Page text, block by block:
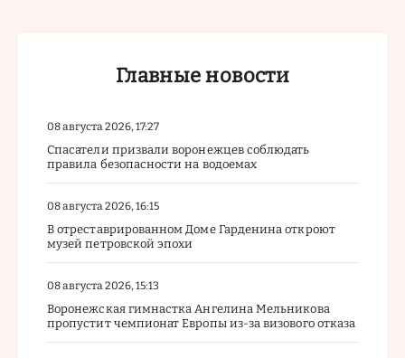
Главные новости
08 августа 2026, 17:27
Спасатели призвали воронежцев соблюдать
правила безопасности на водоемах
08 августа 2026, 16:15
В отреставрированном Доме Гарденина откроют
музей петровской эпохи
08 августа 2026, 15:13
Воронежская гимнастка Ангелина Мельникова
пропустит чемпионат Европы из-за визового отказа